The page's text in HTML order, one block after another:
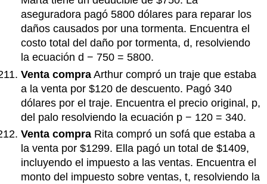
aseguradora pagó 5800 dólares para reparar los
daños causados por una tormenta. Encuentra el
costo total del daño por tormenta, d, resolviendo
la ecuación d − 750 = 5800.
Venta compra Arthur compró un traje que estaba
a la venta por $120 de descuento. Pagó 340
dólares por el traje. Encuentra el precio original, p,
del palo resolviendo la ecuación p − 120 = 340.
Venta compra Rita compró un sofá que estaba a
la venta por $1299. Ella pagó un total de $1409,
incluyendo el impuesto a las ventas. Encuentra el
monto del impuesto sobre ventas, t, resolviendo la